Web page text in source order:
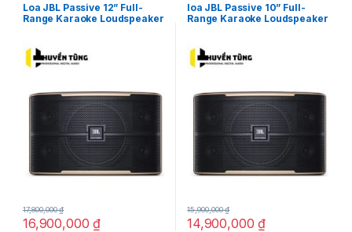
Loa JBL Passive 12” Full-
Range Karaoke Loudspeaker
16,900,000₫
17,800,000₫
loa JBL Passive 10” Full-
Range Karaoke Loudspeaker
14,900,000₫
15,900,000₫